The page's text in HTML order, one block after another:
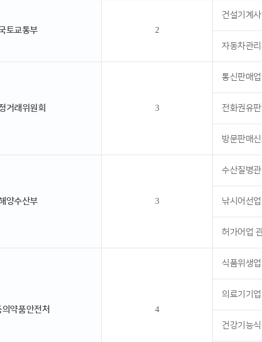
토교통부 2
건설기계
자동차관
거래위원회 3
통신판매업
전화권유
방문판매
양수산부 3
수산질병
낚시어선업
허가어업
의약품안전처 4
식품위생업
의료기기업
건강기능